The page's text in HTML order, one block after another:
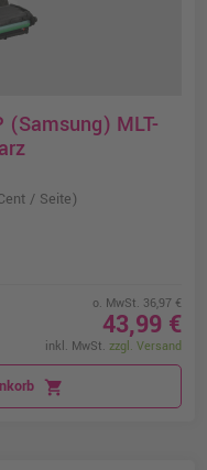
MLT-
/ Seite)
o. MwSt. 36,97 €
43,99 €
inkl. MwSt. zzgl. Versand
shopping_cart